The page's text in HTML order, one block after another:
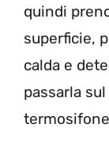
quindi
superficie,
calda e
passarla